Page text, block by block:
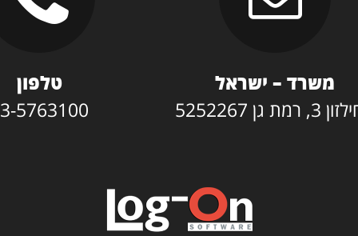
משרד – ישראל
גן 5252267
טלפון
5763100